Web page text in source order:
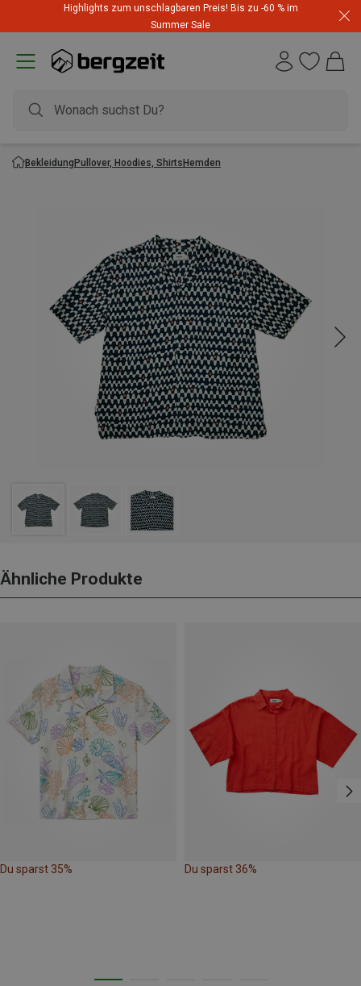
Highlights zum unschlagbaren Preis! Bis zu -60 % im
Summer Sale
BekleidungPullover, Hoodies, ShirtsHemden
Ähnliche Produkte
Du sparst 35% Du sparst 36%